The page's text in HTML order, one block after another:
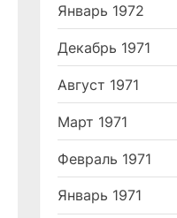
Январь 1972
Декабрь 1971
Август 1971
Март 1971
Февраль 1971
Январь 1971